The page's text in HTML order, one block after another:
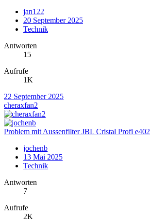
jan122
20 September 2025
Technik
Antworten
15
Aufrufe
1K
22 September 2025
cheraxfan2
Problem mit Aussenfilter JBL Cristal Profi e402
jochenb
13 Mai 2025
Technik
Antworten
7
Aufrufe
2K